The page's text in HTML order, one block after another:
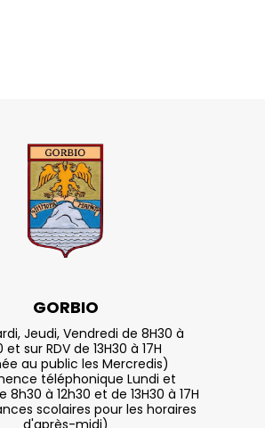
GORBIO
Jeudi, Vendredi de 8H30 à
et sur RDV de 13H30 à 17H
au public les Mercredis)
téléphonique Lundi et
8h30 à 12h30 et de 13H30 à 17H
scolaires pour les horaires
d'après-midi)